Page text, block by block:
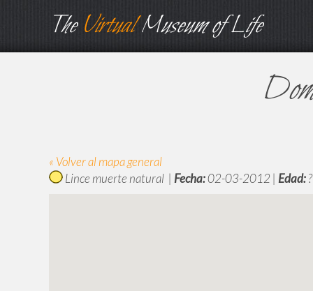
TheVirtualMuseum of Life
« Volver al mapa general
Lince muerte natural | Fecha:02-03-2012 | Edad: